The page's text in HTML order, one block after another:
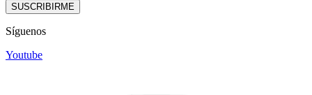
SUSCRIBIRME
Síguenos
Youtube